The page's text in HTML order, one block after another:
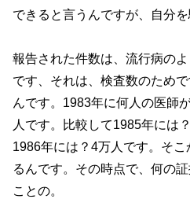
できると言うんですが、自分
報告された件数は、流行病の
です、それは、検査数のため
んです。1983年に何人の医師
人です。比較して1985年には
1986年には？4万人です。そ
るんです。その時点で、何の
ことの。